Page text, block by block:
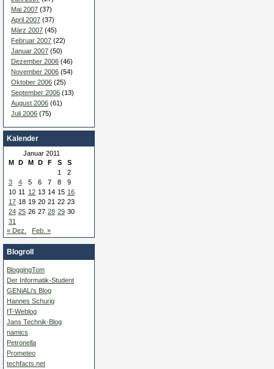
Mai 2007 (37)
April 2007 (37)
März 2007 (45)
Februar 2007 (22)
Januar 2007 (50)
Dezember 2006 (46)
November 2006 (54)
Oktober 2006 (25)
September 2006 (13)
August 2006 (61)
Juli 2006 (75)
Kalender
Januar 2011
M D M D F S
S
1
2
3
4 5 6 7 8
9
10 11 12 13 14 15 16
17 18 19 20 21 22 23
24 25 26 27 28 29 30
31
« Dez.
Feb. »
Blogroll
BloggingTom
Der Informatik-Student
GENiALi’s Blog
Hannes Schurig
IT-Weblog
Jans Technik-Blog
namics
Petronella
Prometeo
techfacts.net